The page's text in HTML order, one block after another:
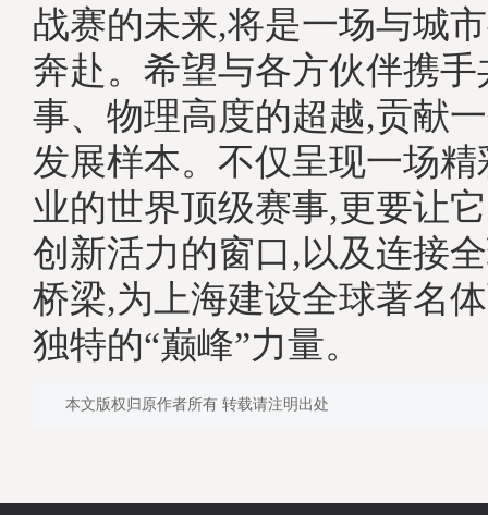
战赛的未来,将是一场与城
奔赴。希望与各方伙伴携
事、物理高度的超越,贡献
发展样本。不仅呈现一场
业的世界顶级赛事,更要让
创新活力的窗口,以及连接
桥梁,为上海建设全球著名
独特的“巅峰”力量。
本文版权归原作者所有 转载请注明出处